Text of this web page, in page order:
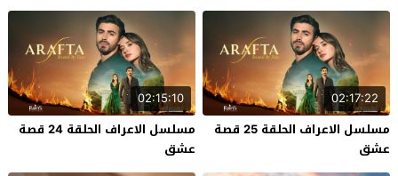
02:17:22
مسلسل الاعراف الحلقة 25 قصة
عشق
02:15:10
مسلسل الاعراف الحلقة 24 قصة
عشق